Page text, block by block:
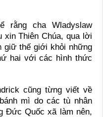
rằng cha Wladyslaw
xin Thiên Chúa, qua lời
giữ thế giới khỏi những
hai với các hình thức
cũng từng viết về
mì do các tù nhân
Đức Quốc xã làm nên,